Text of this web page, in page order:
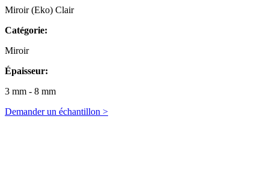
Miroir (Eko) Clair
Catégorie:
Miroir
Épaisseur:
3 mm - 8 mm
Demander un échantillon >